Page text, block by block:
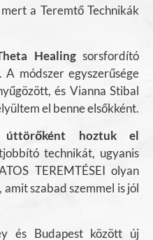
a Teremtő Technikák
Healingsorsfordító
módszer egyszerűsége
és Vianna Stibal
el benne elsőkként.
úttörőként hoztuk el
technikát, ugyanis
TEREMTÉSEI olyan
szabad szemmel is jól
és Budapest között új